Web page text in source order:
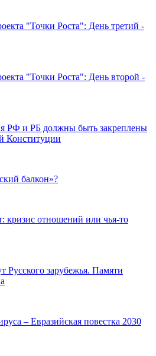
"Точки Роста": День третий -
"Точки Роста": День второй -
РФ и РБ должны быть закреплены
Конституции
балкон»?
кризис отношений или чья-то
зарубежья. Памяти
– Евразийская повестка 2030